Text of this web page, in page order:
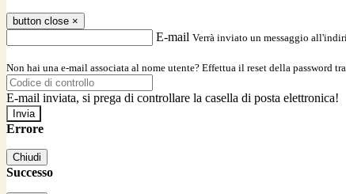
button close ×
E-mail Verrà inviato un messaggio
Non hai una e-mail associata al nome utente? Effettua il reset della password
E-mail inviata, si prega di controllare la casella di posta elettronica!
Errore
Chiudi
Successo